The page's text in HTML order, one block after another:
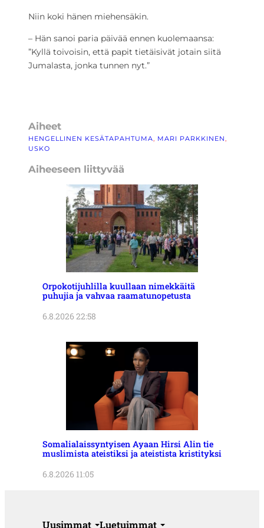
Niin koki hänen miehensäkin.
– Hän sanoi paria päivää ennen kuolemaansa:
”Kyllä toivoisin, että papit tietäisivät jotain siitä
Jumalasta, jonka tunnen nyt.”
Aiheet
HENGELLINEN KESÄTAPAHTUMA, MARI PARKKINEN
USKO
Aiheeseen liittyvää
Orpokotijuhlilla kuullaan nimekkäitä
puhujia ja vahvaa raamatunopetusta
6.8.2026 22:58
Somalialaissyntyisen Ayaan Hirsi Alin tie
muslimista ateistiksi ja ateistista kristityksi
6.8.2026 11:05
Uusimmat Luetuimmat